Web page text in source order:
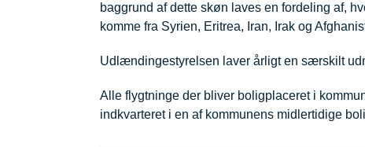
baggrund af dette skøn laves en fordeling af,
komme fra Syrien, Eritrea, Iran, Irak og
Udlændingestyrelsen laver årligt en særskilt
Alle flygtninge der bliver boligplaceret i
indkvarteret i en af kommunens midlertidige